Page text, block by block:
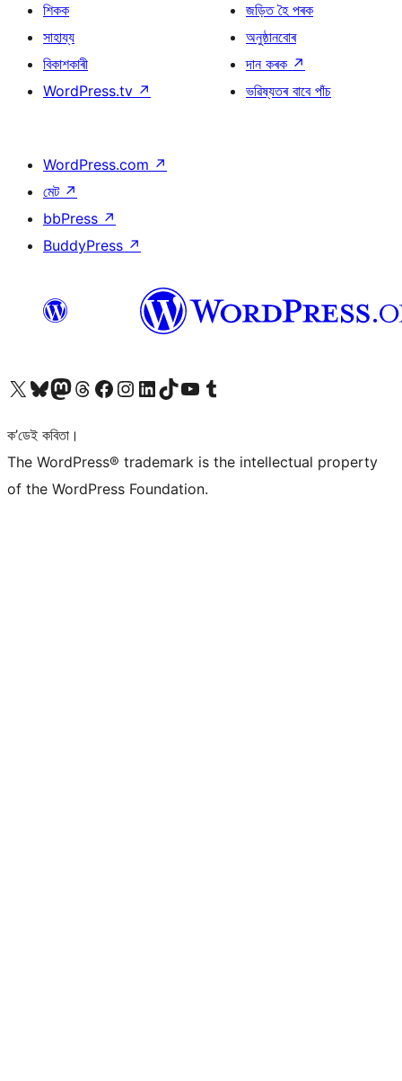
শিকক
সাহায্য
বিকাশকাৰী
WordPress.tv ↗
জড়িত হৈ পৰক
অনুষ্ঠানবোৰ
দান কৰক ↗
ভৱিষ্যতৰ বাবে পাঁচ
WordPress.com ↗
মেট ↗
bbPress ↗
BuddyPress ↗
আমাৰ X (আগৰ Twitter) একাউণ্টলৈ যাওকআমাৰ Bluesky একাউণ্টলৈ যাওকআমাৰ Mastodon একাউণ্টলৈ যাওকআমাৰ Threads একাউণ্টলৈ যাওকআমাৰ Facebook পৃষ্ঠালৈ যাওকআমাৰ Instagram একাউণ্টলৈ যাওকআমাৰ LinkedIn একাউণ্টলৈ যাওকআমাৰ TikTok একাউণ্টলৈ যাওকআমাৰ YouTube চেনেললৈ যাওকআমাৰ Tumblr একাউণ্টলৈ যাওক
ক’ডেই কবিতা।
The WordPress® trademark is the intellectual property
of the WordPress Foundation.